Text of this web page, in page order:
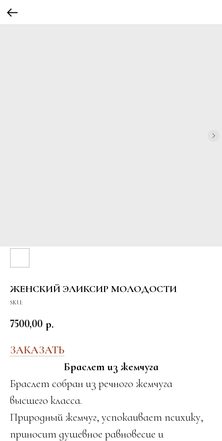
ЖЕНСКИЙ ЭЛИКСИР МОЛОДОСТИ
SKU:
7500,00 р.
ЗАКАЗАТЬ
Браслет из жемчуга
Браслет собран из речного жемчуга
высшего класса.
Природный жемчуг, успокаивает психику,
приносит душевное равновесие и